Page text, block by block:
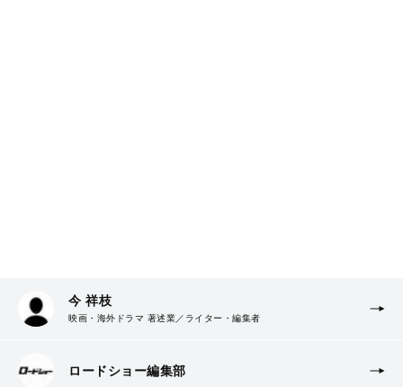
今 祥枝
映画・海外ドラマ 著述業／ライター・編集者
ロードショー編集部